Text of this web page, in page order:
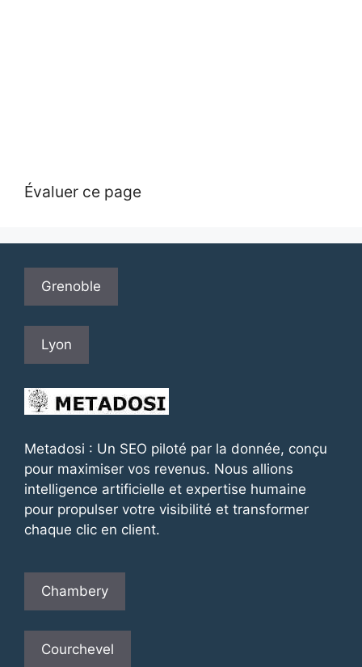
Évaluer ce page
Grenoble
Lyon
Metadosi : Un SEO piloté par la donnée, conçu
pour maximiser vos revenus. Nous allions
intelligence artificielle et expertise humaine
pour propulser votre visibilité et transformer
chaque clic en client.
Chambery
Courchevel